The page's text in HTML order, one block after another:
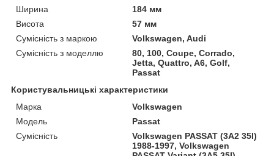
Ширина
184 мм
Висота
57 мм
Сумісність з маркою
Volkswagen, Audi
Сумісність з моделлю
80, 100, Coupe, Corrado,
Jetta, Quattro, A6, Golf,
Passat
Користувальницькі характеристики
Марка
Volkswagen
Модель
Passat
Сумісність
Volkswagen PASSAT (3A2 35I)
1988-1997, Volkswagen